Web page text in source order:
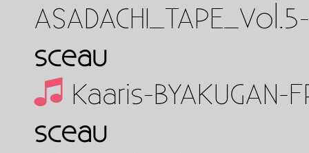
sceau
Kaaris-BYAKUGAN-
sceau